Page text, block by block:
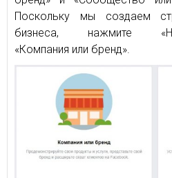
Поскольку мы создаем
бизнеса, нажмите
«Компания или бренд».